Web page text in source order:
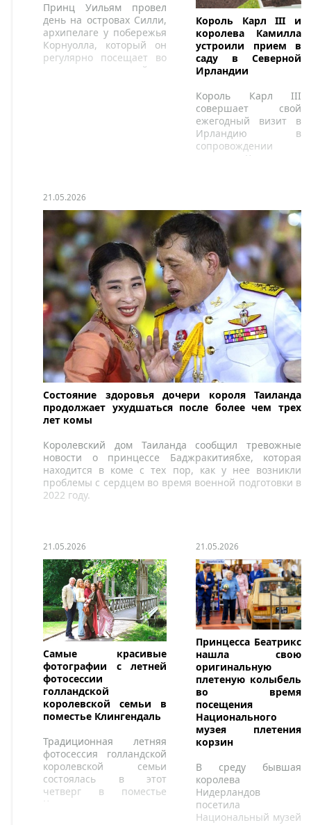
Принц Уильям провел
день на островах Силли,
архипелаге у побережья
Корнуолла, который он
регулярно посещает во
время семейных
Король Карл III и
королева Камилла
устроили прием в
саду в Северной
Ирландии
Король Карл III
совершает свой
ежегодный визит в
Ирландию в
сопровождении
королевы Камиллы.
21.05.2026
Состояние здоровья дочери короля Таиланда
продолжает ухудшаться после более чем трех
лет комы
Королевский дом Таиланда сообщил тревожные
новости о принцессе Баджракитиябхе, которая
находится в коме с тех пор, как у нее возникли
проблемы с сердцем во время военной подготовки в
2022 году.
21.05.2026
Самые красивые
фотографии с летней
фотосессии
голландской
королевской семьи в
поместье Клингендаль
Традиционная летняя
фотосессия голландской
королевской семьи
состоялась в этот
четверг в поместье
Клингендаль.
21.05.2026
Принцесса Беатрикс
нашла свою
оригинальную
плетеную колыбель
во время
посещения
Национального
музея плетения
корзин
В среду бывшая
королева
Нидерландов
посетила
Национальный музей